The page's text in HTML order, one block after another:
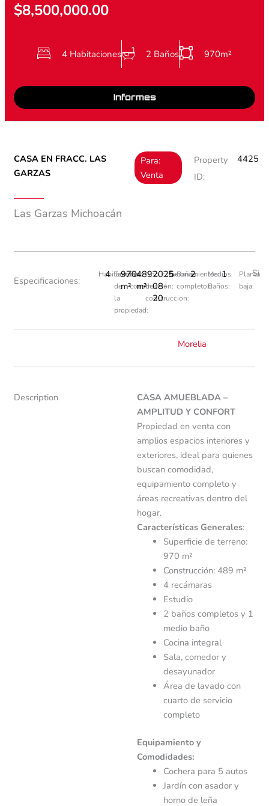
$8,500,000.00
4 Habitaciones 2 Baños 970m²
Informes
CASA EN FRACC. LAS
GARZAS
Las Garzas Michoacán
Para:
Venta
Property
ID:
4425
Especificaciones:
Habitaciones:
4 Tamaño
de
la
propiedad:
970
m²
En
construcción:
489
m²
Año
de
construccion:
2025-
08-
20
Estacionamientos:
5 Baños
completos:
2
Medios
Baños:
1
Planta
baja:
Si
Morelia
Description
CASA AMUEBLADA –
AMPLITUD Y CONFORT
Propiedad en venta con
amplios espacios interiores y
exteriores, ideal para quienes
buscan comodidad,
equipamiento completo y
áreas recreativas dentro del
hogar.
Características Generales:
Superficie de terreno:
970 m²
Construcción: 489 m²
4 recámaras
Estudio
2 baños completos y 1
medio baño
Cocina integral
Sala, comedor y
desayunador
Área de lavado con
cuarto de servicio
completo
Equipamiento y
Comodidades:
Cochera para 5 autos
Jardín con asador y
horno de leña